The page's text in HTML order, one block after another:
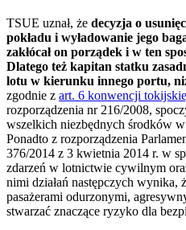
TSUE uznał, że decyzja o
pokładu i wyładowanie jego
zakłócał on porządek i w ten
Dlatego też kapitan statku
lotu w kierunku innego portu,
zgodnie z art. 6 konwencji
rozporządzenia nr 216/2008,
wszelkich niezbędnych środków
Ponadto z rozporządzenia
376/2014 z 3 kwietnia 2014 r. w
zdarzeń w lotnictwie cywilnym
nimi działań następczych wynika,
pasażerami odurzonymi,
stwarzać znaczące ryzyko dla